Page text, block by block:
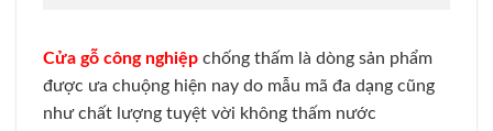
Cửa gỗ công nghiệp chống thấm là dòng sản phẩm
được ưa chuộng hiện nay do mẫu mã đa dạng cũng
như chất lượng tuyệt vời không thấm nước